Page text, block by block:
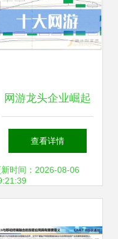
路径与部署策略
网游龙头企业崛起
十大网游概念股与
网络技术开发的深
查看详情
时间：2026-08-06